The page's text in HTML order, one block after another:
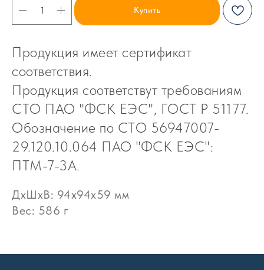
Купить
Продукция имеет сертификат
соответствия.
Продукция соответствут требованиям
СТО ПАО "ФСК ЕЭС", ГОСТ Р 51177.
Обозначение по СТО 56947007-
29.120.10.064 ПАО "ФСК ЕЭС":
ПТМ-7-3А.
ДxШxВ: 94x94x59 мм
Вес: 586 г